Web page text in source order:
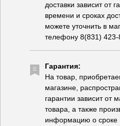
доставки зависит от
времени и сроках
можете уточнить в
телефону 8(831)
Гарантия:
На товар,
магазине,
гарантии зависит от
товара, а также
информацию о сроке